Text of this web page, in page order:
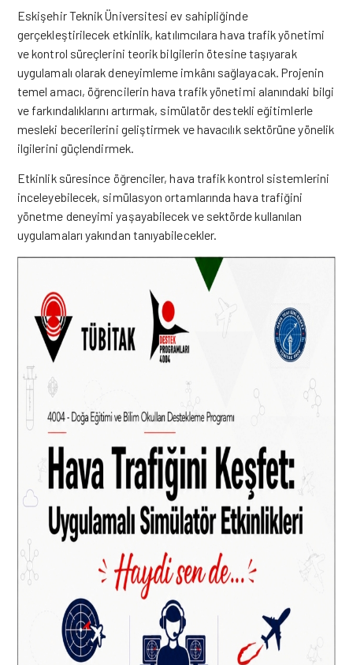
Eskişehir Teknik Üniversitesi ev sahipliğinde
gerçekleştirilecek etkinlik, katılımcılara hava trafik yönetimi
ve kontrol süreçlerini teorik bilgilerin ötesine taşıyarak
uygulamalı olarak deneyimleme imkânı sağlayacak. Projenin
temel amacı, öğrencilerin hava trafik yönetimi alanındaki bilgi
ve farkındalıklarını artırmak, simülatör destekli eğitimlerle
mesleki becerilerini geliştirmek ve havacılık sektörüne yönelik
ilgilerini güçlendirmek.
Etkinlik süresince öğrenciler, hava trafik kontrol sistemlerini
inceleyebilecek, simülasyon ortamlarında hava trafiğini
yönetme deneyimi yaşayabilecek ve sektörde kullanılan
uygulamaları yakından tanıyabilecekler.